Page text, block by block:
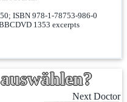
ISBN 978-1-78753-986-0
1353 excerpts
Next Doctor